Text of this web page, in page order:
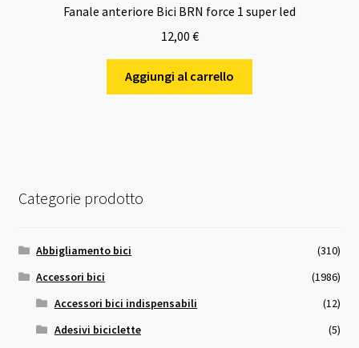
Fanale anteriore Bici BRN force 1 super led
12,00 €
Aggiungi al carrello
Categorie prodotto
Abbigliamento bici
(310)
Accessori bici
(1986)
Accessori bici indispensabili
(12)
Adesivi biciclette
(5)